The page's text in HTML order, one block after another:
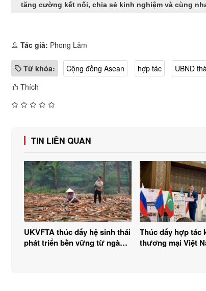
tăng cường kết nối, chia sẻ kinh nghiệm và cùng
Tác giả: Phong Lâm
Từ khóa: Cộng đồng Asean hợp tác UBND
Thích
TIN LIÊN QUAN
UKVFTA thúc đẩy hệ sinh thái
phát triển bền vững từ ngành
Thúc đẩy hợp tác
thương mại Việt